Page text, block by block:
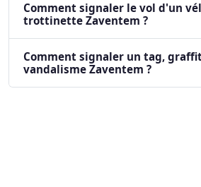
Comment signaler le vol d'un
trottinette Zaventem ?
Comment signaler un tag,
vandalisme Zaventem ?